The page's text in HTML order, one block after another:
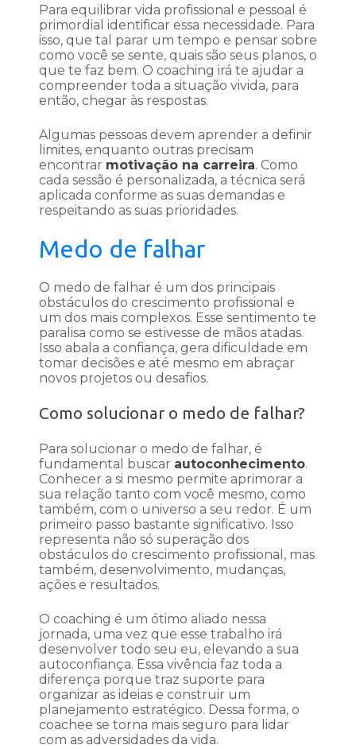
Para equilibrar vida profissional e pessoal é
primordial identificar essa necessidade. Para
isso, que tal parar um tempo e pensar sobre
como você se sente, quais são seus planos, o
que te faz bem. O coaching irá te ajudar a
compreender toda a situação vivida, para
então, chegar às respostas.
Algumas pessoas devem aprender a definir
limites, enquanto outras precisam
encontrar motivação na carreira. Como
cada sessão é personalizada, a técnica será
aplicada conforme as suas demandas e
respeitando as suas prioridades.
Medo de falhar
O medo de falhar é um dos principais
obstáculos do crescimento profissional e
um dos mais complexos. Esse sentimento te
paralisa como se estivesse de mãos atadas.
Isso abala a confiança, gera dificuldade em
tomar decisões e até mesmo em abraçar
novos projetos ou desafios.
Como solucionar o medo de falhar?
Para solucionar o medo de falhar, é
fundamental buscar autoconhecimento.
Conhecer a si mesmo permite aprimorar a
sua relação tanto com você mesmo, como
também, com o universo a seu redor. É um
primeiro passo bastante significativo. Isso
representa não só superação dos
obstáculos do crescimento profissional, mas
também, desenvolvimento, mudanças,
ações e resultados.
O coaching é um ótimo aliado nessa
jornada, uma vez que esse trabalho irá
desenvolver todo seu eu, elevando a sua
autoconfiança. Essa vivência faz toda a
diferença porque traz suporte para
organizar as ideias e construir um
planejamento estratégico. Dessa forma, o
coachee se torna mais seguro para lidar
com as adversidades da vida.